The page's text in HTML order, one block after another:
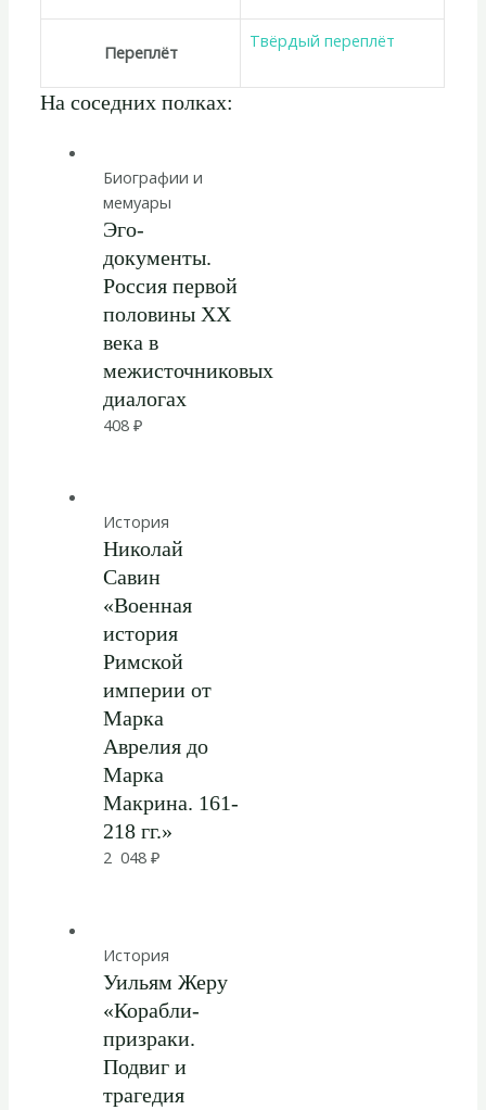
Переплёт
Твёрдый переплёт
На соседних полках:
Биографии и
мемуары
Эго-
документы.
Россия первой
половины ХХ
века в
межисточниковых
диалогах
408₽
История
Николай
Савин
«Военная
история
Римской
империи от
Марка
Аврелия до
Марка
Макрина. 161-
218 гг.»
2 048₽
История
Уильям Жеру
«Корабли-
призраки.
Подвиг и
трагедия